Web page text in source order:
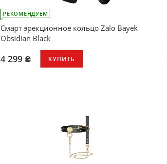
РЕКОМЕНДУЕМ
Смарт эрекционное кольцо Zalo Bayek
Obsidian Black
4 299 ₴ КУПИТЬ